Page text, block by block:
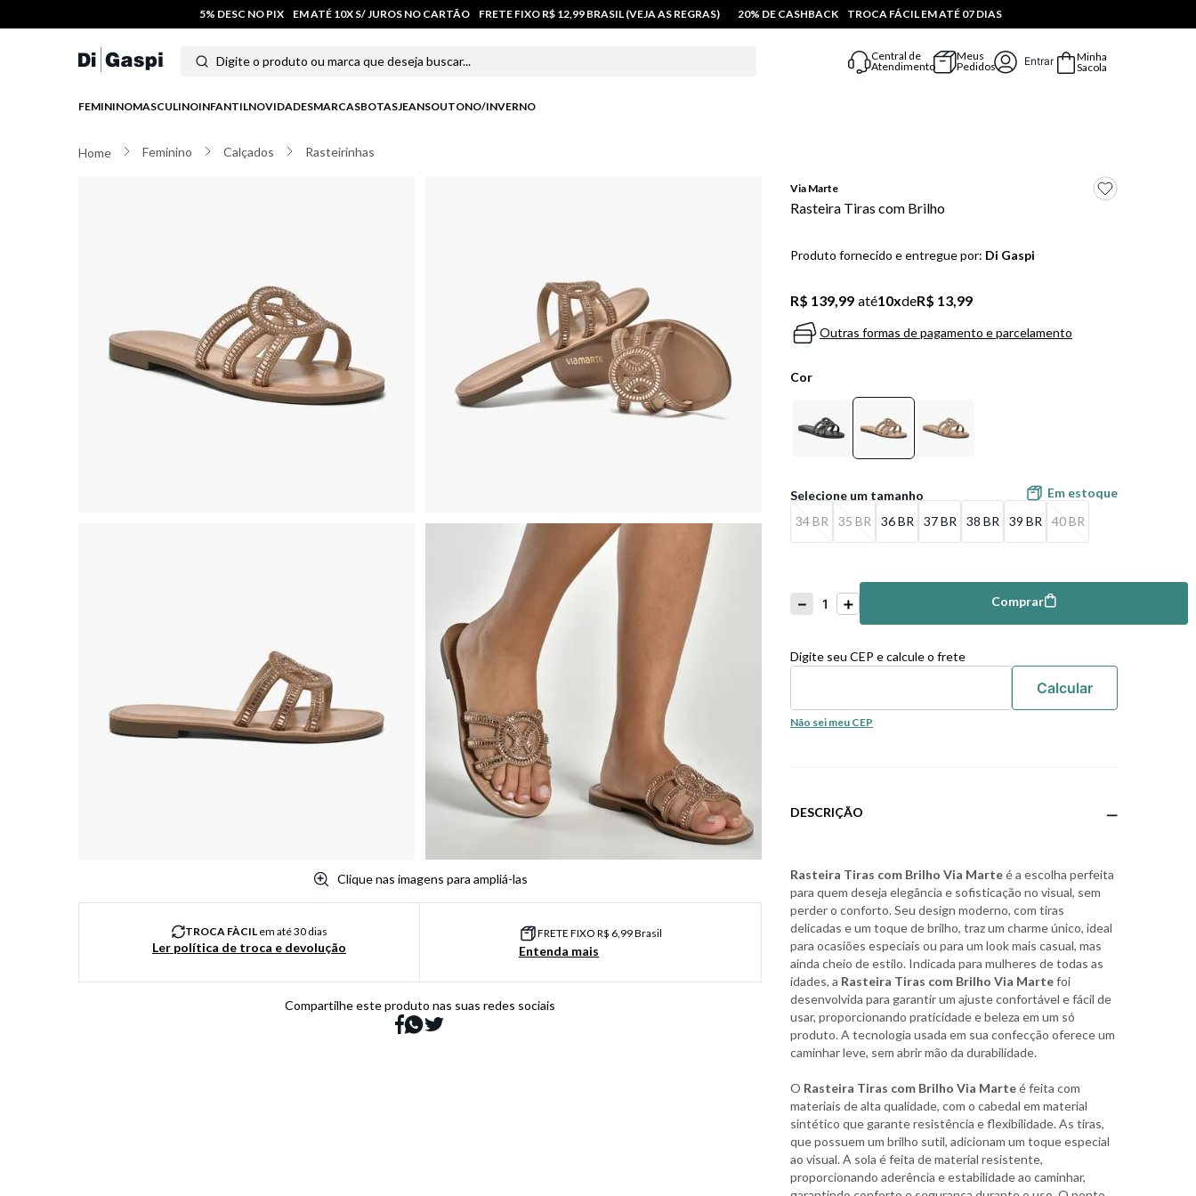
5% DESC NO PIX EM ATÉ 10X S/ JUROS NO CARTÃO FRETE FIXO R$ 12,99 BRASIL (VEJA AS REGRAS) 20% DE CASHBACK TROCA FÁCIL EM ATÉ 07 DIAS
Digite o produto ou marca que deseja buscar...
Central de
Atendimento
Meus
Pedidos
Entrar
Minha
Sacola
FEMININOMASCULINOINFANTILNOVIDADESMARCASBOTASJEANSOUTONO/INVERNO
Feminino Calçados Rasteirinhas
Clique nas imagens para ampliá-las
TROCA FÀCILem até 30 dias
Ler política de troca e devolução
FRETE FIXO R$ 6,99 Brasil
Entenda mais
Compartilhe este produto nas suas redes sociais
Via Marte
Rasteira Tiras com Brilho
Produto fornecido e entregue por: Di Gaspi
R$ 139,99 até10xdeR$ 13,99
Outras formas de pagamento e parcelamento
Cor
34 BR 35 BR 36 BR 37 BR 38 BR 39 BR 40 BR
Em estoque
＋
－
Comprar Comprar
Digite seu CEP e calcule o frete
Não sei meu CEP
DESCRIÇÃO
Rasteira Tiras com Brilho Via Marteé a escolha perfeita
para quem deseja elegância e sofisticação no visual, sem
perder o conforto. Seu design moderno, com tiras
delicadas e um toque de brilho, traz um charme único, ideal
para ocasiões especiais ou para um look mais casual, mas
ainda cheio de estilo. Indicada para mulheres de todas as
idades, a Rasteira Tiras com Brilho Via Martefoi
desenvolvida para garantir um ajuste confortável e fácil de
usar, proporcionando praticidade e beleza em um só
produto. A tecnologia usada em sua confecção oferece um
caminhar leve, sem abrir mão da durabilidade.
O Rasteira Tiras com Brilho Via Marteé feita com
materiais de alta qualidade, com o cabedal em material
sintético que garante resistência e flexibilidade. As tiras,
que possuem um brilho sutil, adicionam um toque especial
ao visual. A sola é feita de material resistente,
proporcionando aderência e estabilidade ao caminhar,
6º sandalia
7º jeans
salto